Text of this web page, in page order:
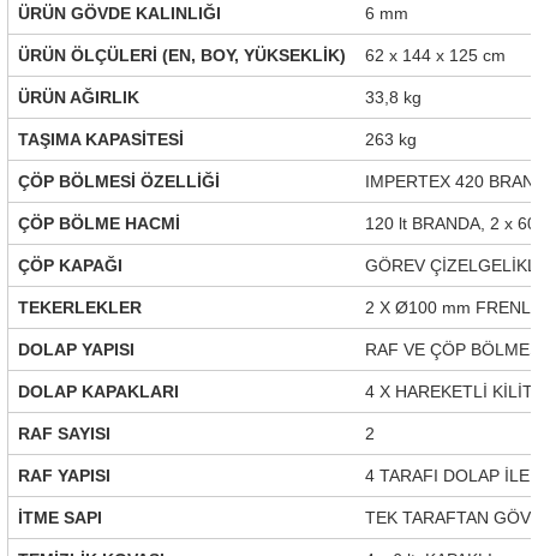
ÜRÜN GÖVDE KALINLIĞI 6 mm
ÜRÜN ÖLÇÜLERİ (EN, BOY, YÜKSEKLİK) 62 x 144 x 125 cm
ÜRÜN AĞIRLIK 33,8 kg
TAŞIMA KAPASİTESİ 263 kg
ÇÖP BÖLMESİ ÖZELLİĞİ IMPERTEX 420
ÇÖP BÖLME HACMİ 120 lt BRANDA, 2 x
ÇÖP KAPAĞI GÖREV
TEKERLEKLER 2 X Ø100 mm
DOLAP YAPISI RAF VE ÇÖP
DOLAP KAPAKLARI 4 X HAREKETLİ
RAF SAYISI 2
RAF YAPISI 4 TARAFI DOLAP İLE
İTME SAPI TEK TARAFTAN